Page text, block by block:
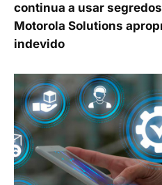
continua a usar
Motorola Solutions
indevido